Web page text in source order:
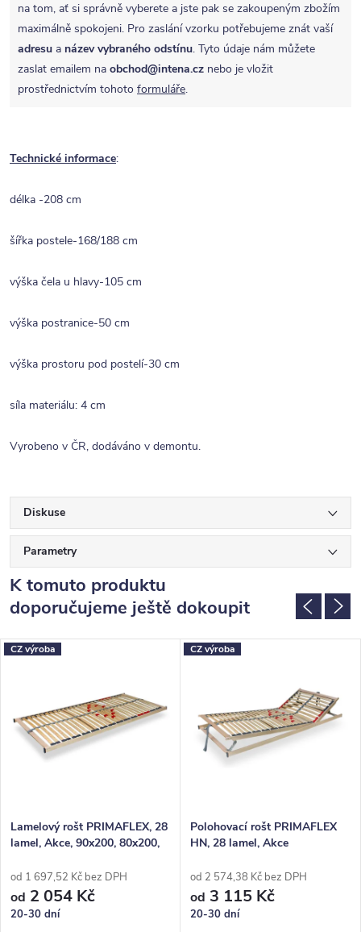
na tom, ať si správně vyberete a jste pak se zakoupeným zbožím
maximálně spokojeni. Pro zaslání vzorku potřebujeme znát vaší
adresu a název vybraného odstínu. Tyto údaje nám můžete
zaslat emailem na obchod@intena.cz nebo je vložit
prostřednictvím tohoto formuláře.
Technické informace:
délka -208 cm
šířka postele-168/188 cm
výška čela u hlavy-105 cm
výška postranice-50 cm
výška prostoru pod postelí-30 cm
síla materiálu: 4 cm
Vyrobeno v ČR, dodáváno v demontu.
Diskuse
Parametry
K tomuto produktu
doporučujeme ještě dokoupit
CZ výroba
Lamelový rošt PRIMAFLEX, 28
lamel, Akce, 90x200, 80x200,
od 1 697,52 Kč bez DPH
od 2 054 Kč
20-30 dní
CZ výroba
Polohovací rošt PRIMAFLEX
HN, 28 lamel, Akce
od 2 574,38 Kč bez DPH
od 3 115 Kč
20-30 dní